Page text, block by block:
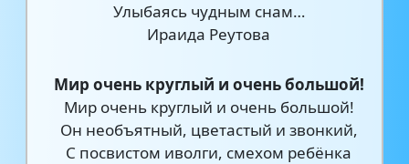
Улыбаясь чудным снам…
Ираида Реутова
Мир очень круглый и очень большой!
Мир очень круглый и очень большой!
Он необъятный, цветастый и звонкий,
С посвистом иволги, смехом ребёнка